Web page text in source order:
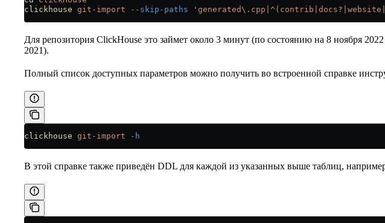
clickhouse git-import --skip-paths
Для репозитория ClickHouse это займет около 3 минут (по состоянию на 8 ноября
2021).
Полный список доступных параметров можно получить во встроенной справке
clickhouse git-import -h
В этой справке также приведён DDL для каждой из указанных выше таблиц,